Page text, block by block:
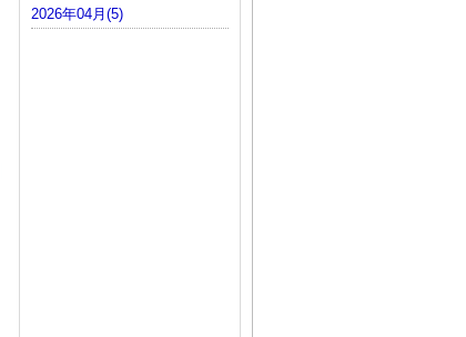
2026年04月(5)